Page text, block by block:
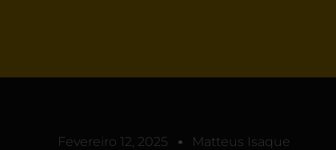
Fevereiro 12, 2025 Matteus Isaque